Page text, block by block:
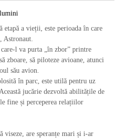
etapă a vieții, este perioada în care
Astronaut.
l va purta „în zbor” printre
zboare, să piloteze avioane, atunci
său avion.
în parc, este utilă pentru uz
jucărie dezvoltă abilitățile de
fine și perceperea relațiilor
viseze, are speranțe mari și i-ar